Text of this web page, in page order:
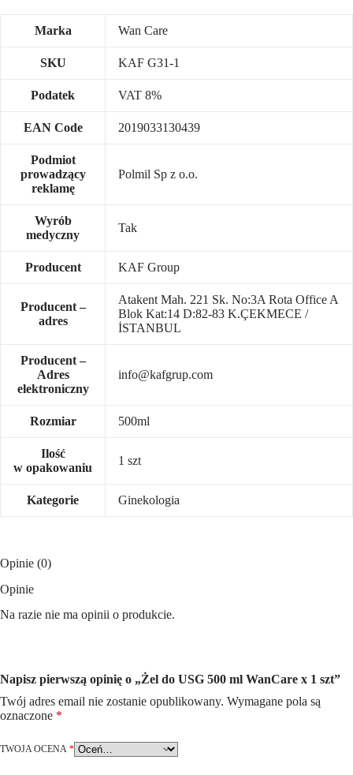
Marka Wan Care
SKU KAF G31-1
Podatek VAT 8%
EAN Code 2019033130439
Podmiot
prowadzący
reklamę
Polmil Sp z o.o.
Wyrób
medyczny
Tak
Producent KAF Group
Producent –
adres
Atakent Mah. 221 Sk. No:3A Rota Office A
Blok Kat:14 D:82-83 K.ÇEKMECE /
İSTANBUL
Producent –
Adres
elektroniczny
info@kafgrup.com
Rozmiar 500ml
Ilość
w opakowaniu
1 szt
Kategorie Ginekologia
Opinie (0)
Opinie
Na razie nie ma opinii o produkcie.
Napisz pierwszą opinię o „Żel do USG 500 ml WanCare x 1 szt”
Twój adres email nie zostanie opublikowany. Wymagane pola są
oznaczone *
TWOJA OCENA *